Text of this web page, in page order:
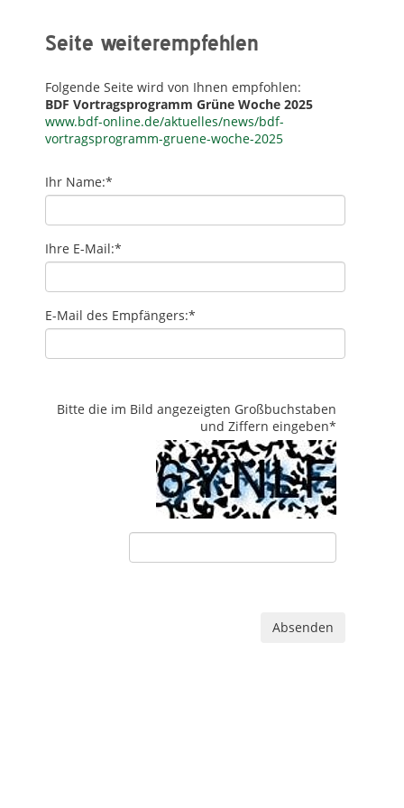
Seite weiterempfehlen
Folgende Seite wird von Ihnen empfohlen:
BDF Vortragsprogramm Grüne Woche 2025
www.bdf-online.de/aktuelles/news/bdf-
vortragsprogramm-gruene-woche-2025
Ihr Name:*
Ihre E-Mail:*
E-Mail des Empfängers:*
Bitte die im Bild angezeigten Großbuchstaben
und Ziffern eingeben*
Absenden